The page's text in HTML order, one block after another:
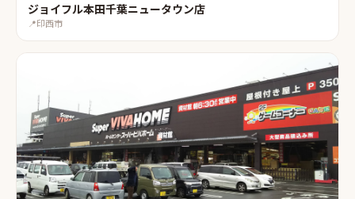
ジョイフル本田千葉ニュータウン店
📍印西市